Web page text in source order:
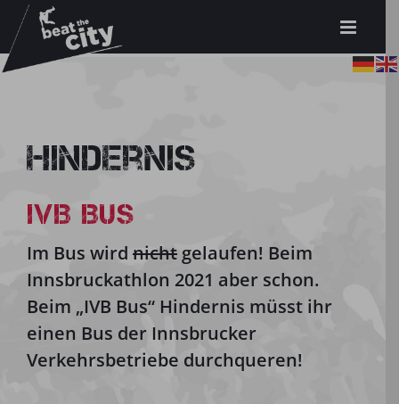
Zum
Inhalt
springen
Hindernis
IVB BUS
Im Bus wird nichtgelaufen! Beim
Innsbruckathlon 2021 aber schon.
Beim „IVB Bus“ Hindernis müsst ihr
einen Bus der Innsbrucker
Verkehrsbetriebe durchqueren!